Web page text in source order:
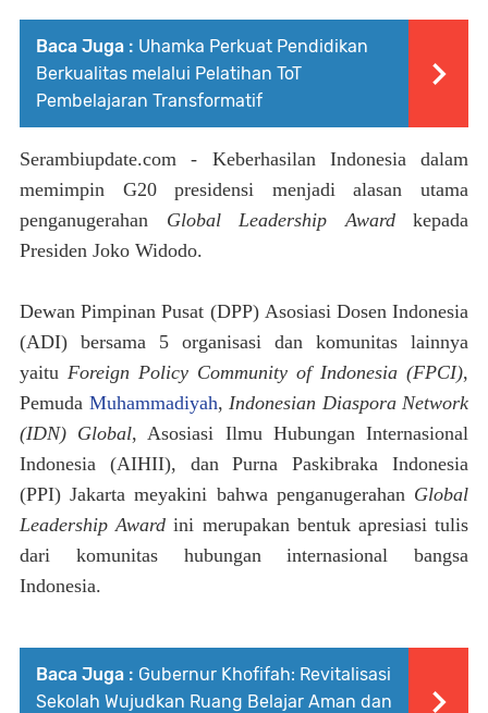
Baca Juga : Uhamka Perkuat Pendidikan
Berkualitas melalui Pelatihan ToT
Pembelajaran Transformatif
Serambiupdate.com - Keberhasilan Indonesia dalam
memimpin G20 presidensi menjadi alasan utama
penganugerahan Global Leadership Awardkepada
Presiden Joko Widodo.
Dewan Pimpinan Pusat (DPP)Asosiasi Dosen Indonesia
(ADI) bersama 5 organisasi dan komunitas lainnya
yaitu Foreign Policy Community of Indonesia (FPCI),
Pemuda Muhammadiyah, Indonesian Diaspora Network
(IDN) Global, Asosiasi Ilmu Hubungan Internasional
Indonesia (AIHII), dan Purna Paskibraka Indonesia
(PPI) Jakarta meyakini bahwa penganugerahan Global
Leadership Award ini merupakan bentuk apresiasi tulis
dari komunitas hubungan internasional bangsa
Indonesia.
Baca Juga : Gubernur Khofifah: Revitalisasi
Sekolah Wujudkan Ruang Belajar Aman dan